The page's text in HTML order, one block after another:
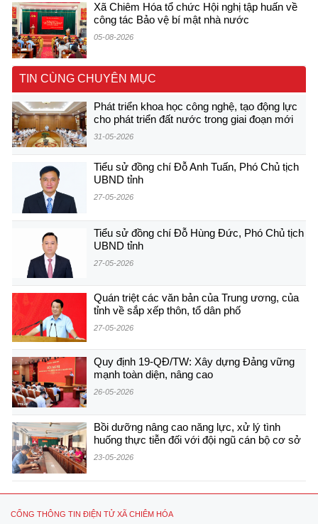
Xã Chiêm Hóa tổ chức Hội nghị tập huấn về
công tác Bảo vệ bí mật nhà nước
05-08-2026
TIN CÙNG CHUYÊN MỤC
Phát triển khoa học công nghệ, tạo động lực
cho phát triển đất nước trong giai đoạn mới
31-05-2026
Tiểu sử đồng chí Đỗ Anh Tuấn, Phó Chủ tịch
UBND tỉnh
27-05-2026
Tiểu sử đồng chí Đỗ Hùng Đức, Phó Chủ tịch
UBND tỉnh
27-05-2026
Quán triệt các văn bản của Trung ương, của
tỉnh về sắp xếp thôn, tổ dân phố
27-05-2026
Quy định 19-QĐ/TW: Xây dựng Đảng vững
mạnh toàn diện, nâng cao
26-05-2026
Bồi dưỡng nâng cao năng lực, xử lý tình
huống thực tiễn đối với đội ngũ cán bộ cơ sở
23-05-2026
CỔNG THÔNG TIN ĐIỆN TỬ XÃ CHIÊM HÓA